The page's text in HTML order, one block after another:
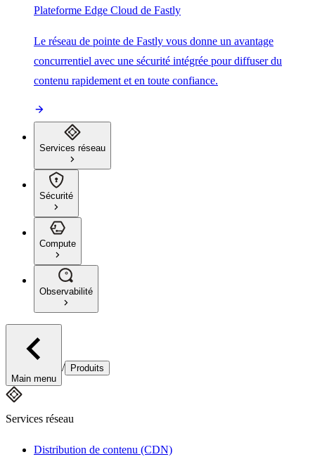
Plateforme Edge Cloud de Fastly
Le réseau de pointe de Fastly vous donne un avantage
concurrentiel avec une sécurité intégrée pour diffuser du
contenu rapidement et en toute confiance.
Services réseau
Sécurité
Compute
Observabilité
Main menu
/ Produits
Services réseau
Distribution de contenu (CDN)